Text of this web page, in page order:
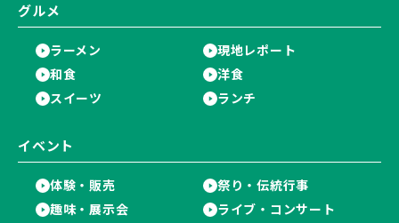
グルメ
ラーメン
現地レポート
和食
洋食
スイーツ
ランチ
イベント
体験・販売
祭り・伝統行事
趣味・展示会
ライブ・コンサート